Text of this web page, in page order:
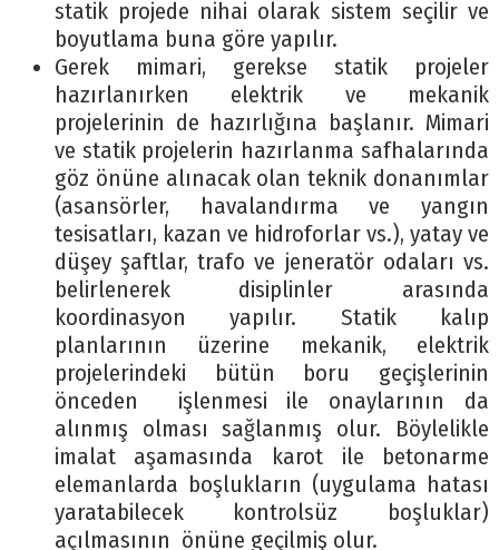
statik projede nihai olarak sistem seçilir ve
boyutlama buna göre yapılır.
Gerek mimari, gerekse statik projeler
hazırlanırken elektrik ve mekanik
projelerinin de hazırlığına başlanır. Mimari
ve statik projelerin hazırlanma safhalarında
göz önüne alınacak olan teknik donanımlar
(asansörler, havalandırma ve yangın
tesisatları, kazan ve hidroforlar vs.), yatay ve
düşey şaftlar, trafo ve jeneratör odaları vs.
belirlenerek disiplinler arasında
koordinasyon yapılır. Statik kalıp
planlarının üzerine mekanik, elektrik
projelerindeki bütün boru geçişlerinin
önceden işlenmesi ile onaylarının da
alınmış olması sağlanmış olur. Böylelikle
imalat aşamasında karot ile betonarme
elemanlarda boşlukların (uygulama hatası
yaratabilecek kontrolsüz boşluklar)
açılmasının önüne geçilmiş olur.